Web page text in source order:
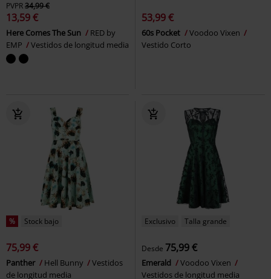
PVPR34,99 €
13,59 €
Here Comes The Sun
RED by
EMP
Vestidos de longitud media
53,99 €
60s Pocket
Voodoo Vixen
Vestido Corto
% Stock bajo
75,99 €
Panther Hell Bunny
Vestidos
de longitud media
Exclusivo Talla grande
Desde 75,99 €
Emerald
Voodoo Vixen
Vestidos de longitud media